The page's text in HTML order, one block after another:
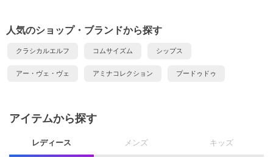
人気のショップ・ブランドから探す
クラシカルエルフ コムサイズム シップス
アー・ヴェ・ヴェ アミナコレクション プードゥドゥ
アイテムから探す
レディース メンズ キッズ